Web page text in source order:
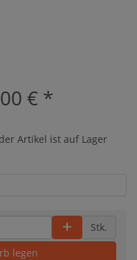
€*
Artikel ist auf Lager
Stk.
legen